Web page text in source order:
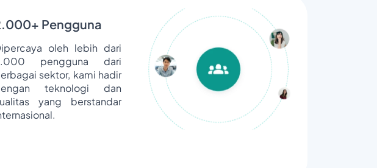
Pengguna
oleh lebih dari
pengguna dari
sektor, kami hadir
teknologi dan
yang berstandar